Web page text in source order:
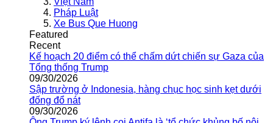
Pháp Luật
Xe Bus Que Huong
Featured
Recent
Kế hoạch 20 điểm có thể chấm dứt chiến sự Gaza của
Tổng thống Trump
09/30/2026
Sập trường ở Indonesia, hàng chục học sinh kẹt dưới
đống đổ nát
09/30/2026